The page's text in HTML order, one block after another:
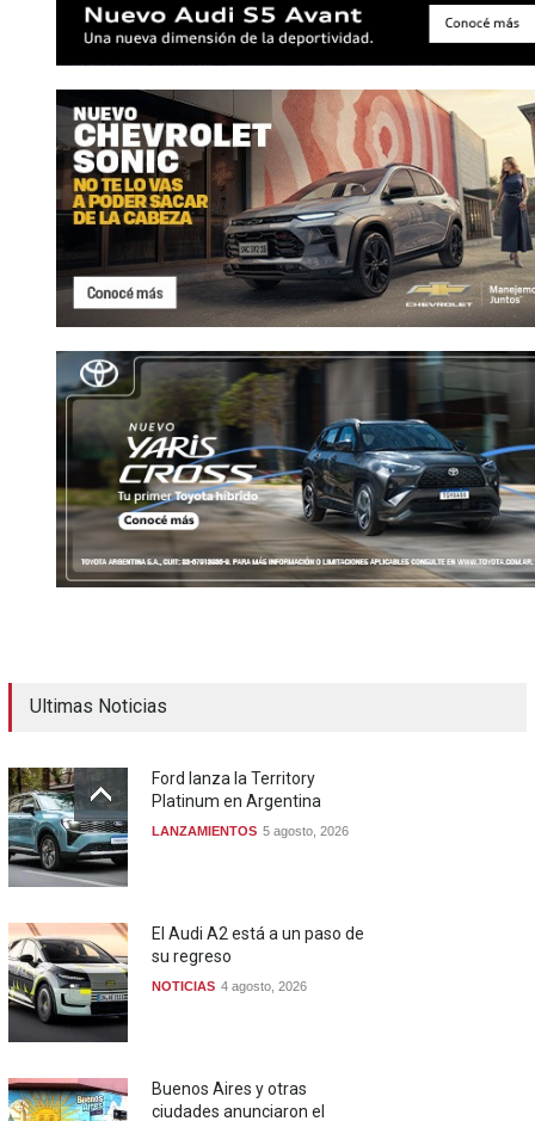
Ultimas Noticias
Ford lanza la Territory
Platinum en Argentina
LANZAMIENTOS 5 agosto, 2026
El Audi A2 está a un paso de
su regreso
NOTICIAS 4 agosto, 2026
Buenos Aires y otras
ciudades anunciaron el